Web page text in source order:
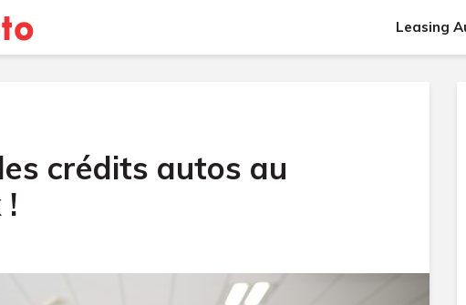
Leasing
crédits autos au
!